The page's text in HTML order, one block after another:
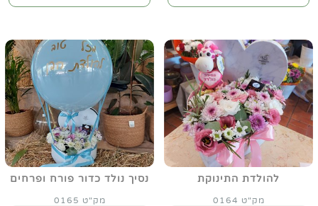
להולדת התינוקת
מק"ט 0164
נסיך נולד כדור פורח ופרחים
מק"ט 0165